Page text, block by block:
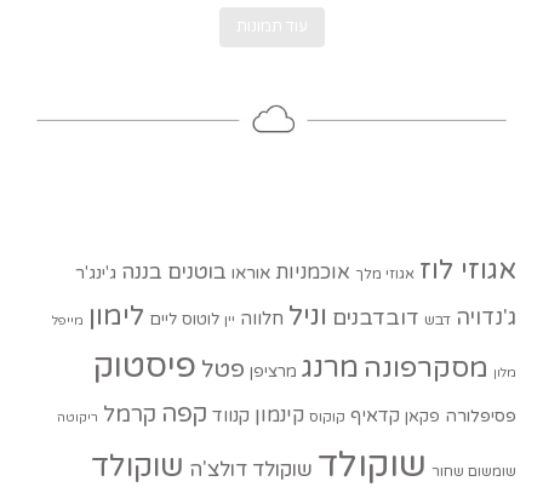
אגוזי לוז אגוזי מלך אוכמניות אוראו בוטנים בננה ג'ינג'ר
ג'נדויה דבש דובדבנים וניל חלווה יין לוטוס ליים לימון מייפל
מלון מסקרפונה מרנג מרציפן פטל פיסטוק
פסיפלורה פקאן קדאיף קוקוס קינמון קנווד קפה קרמל ריקוטה
שומשום שחור שוקולד שוקולד דולצ'ה שוקולד